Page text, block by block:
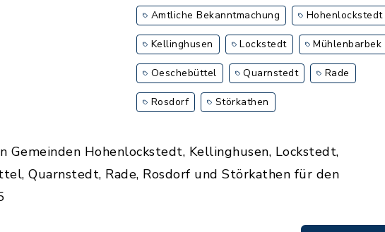
Amtliche Bekanntmachung Hohenlockstedt
Kellinghusen Lockstedt Mühlenbarbek
Oeschebüttel Quarnstedt Rade
Rosdorf Störkathen
Gemeinden Hohenlockstedt, Kellinghusen, Lockstedt,
Quarnstedt, Rade, Rosdorf und Störkathen für den